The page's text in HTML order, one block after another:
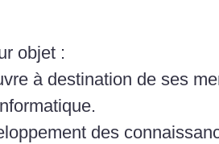
objet :
à destination de ses
des